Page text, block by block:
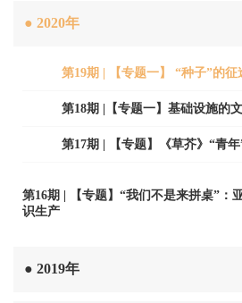
● 2020年
第19期 | 【专题一】 “种子”的征
第18期 |【专题一】基础设施的
第17期 | 【专题】《草芥》“青
第16期 | 【专题】“我们不是来拼桌”：
识生产
● 2019年